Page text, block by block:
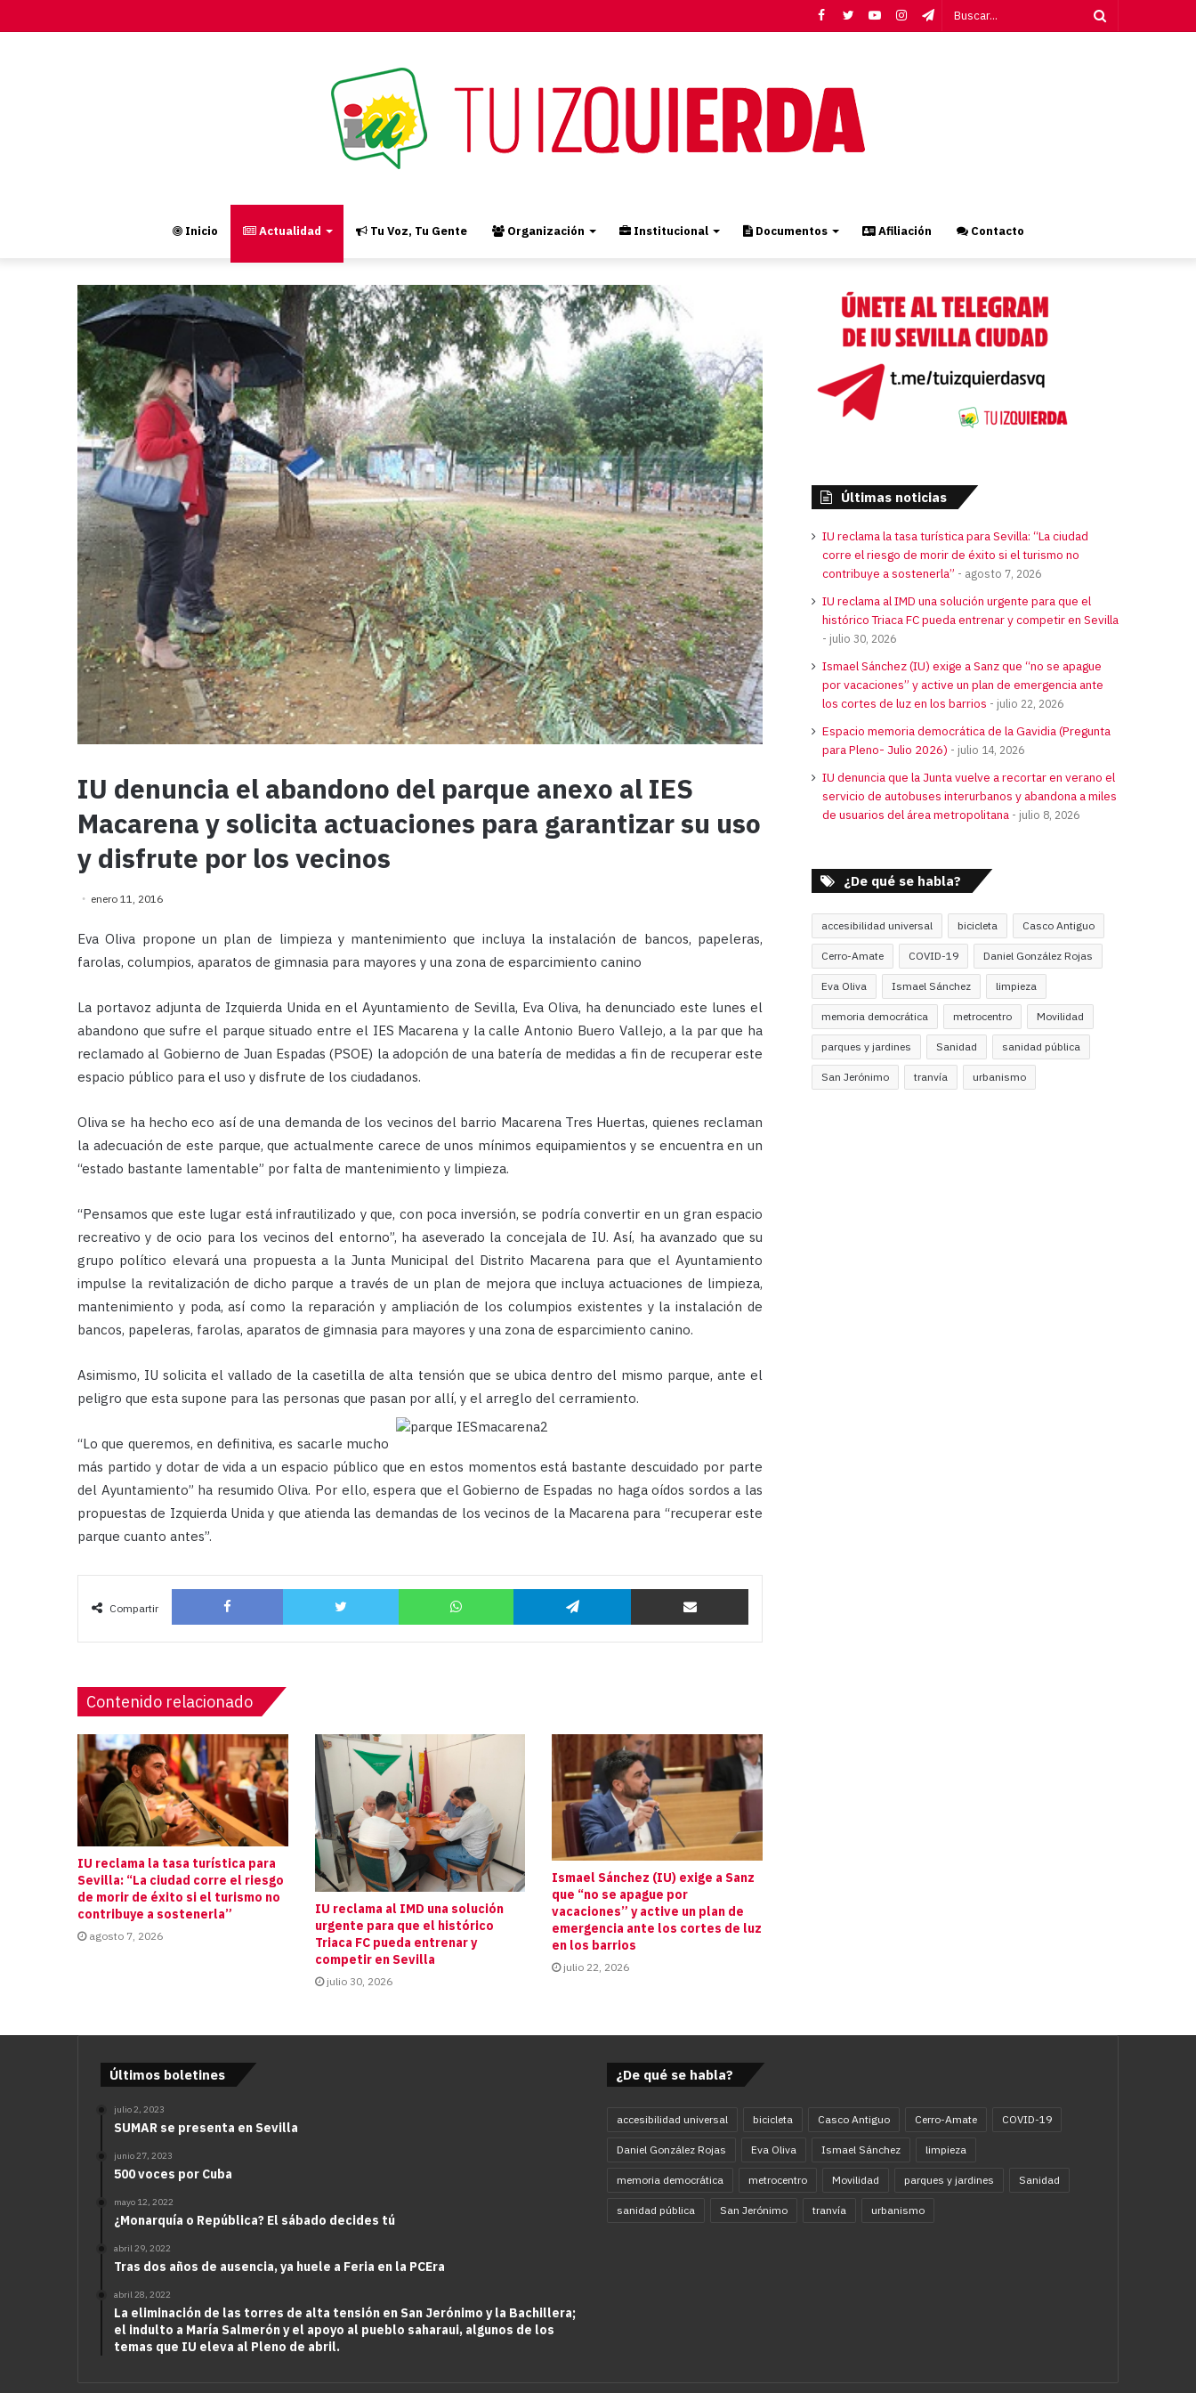
Telegram
Instagram
YouTube
Twitter
Facebook
Inicio Actualidad Tu Voz, Tu Gente Organización Institucional Documentos Afiliación Contacto
IU denuncia el abandono del parque anexo al IES
Macarena y solicita actuaciones para garantizar su uso
y disfrute por los vecinos
enero 11, 2016
Eva Oliva propone un plan de limpieza y mantenimiento que incluya la instalación de bancos, papeleras,
farolas, columpios, aparatos de gimnasia para mayores y una zona de esparcimiento canino
La portavoz adjunta de Izquierda Unida en el Ayuntamiento de Sevilla, Eva Oliva, ha denunciado este lunes el
abandono que sufre el parque situado entre el IES Macarena y la calle Antonio Buero Vallejo, a la par que ha
reclamado al Gobierno de Juan Espadas (PSOE) la adopción de una batería de medidas a fin de recuperar este
espacio público para el uso y disfrute de los ciudadanos.
Oliva se ha hecho eco así de una demanda de los vecinos del barrio Macarena Tres Huertas, quienes reclaman
la adecuación de este parque, que actualmente carece de unos mínimos equipamientos y se encuentra en un
“estado bastante lamentable” por falta de mantenimiento y limpieza.
“Pensamos que este lugar está infrautilizado y que, con poca inversión, se podría convertir en un gran espacio
recreativo y de ocio para los vecinos del entorno”, ha aseverado la concejala de IU. Así, ha avanzado que su
grupo político elevará una propuesta a la Junta Municipal del Distrito Macarena para que el Ayuntamiento
impulse la revitalización de dicho parque a través de un plan de mejora que incluya actuaciones de limpieza,
mantenimiento y poda, así como la reparación y ampliación de los columpios existentes y la instalación de
bancos, papeleras, farolas, aparatos de gimnasia para mayores y una zona de esparcimiento canino.
Asimismo, IU solicita el vallado de la casetilla de alta tensión que se ubica dentro del mismo parque, ante el
peligro que esta supone para las personas que pasan por allí, y el arreglo del cerramiento.
“Lo que queremos, en definitiva, es sacarle mucho
más partido y dotar de vida a un espacio público que en estos momentos está bastante descuidado por parte
del Ayuntamiento” ha resumido Oliva. Por ello, espera que el Gobierno de Espadas no haga oídos sordos a las
propuestas de Izquierda Unida y que atienda las demandas de los vecinos de la Macarena para “recuperar este
parque cuanto antes”.
Compartir
Facebook Twitter WhatsApp Telegram Compartir por correo
Contenido relacionado
IU reclama la tasa turística para
Sevilla: “La ciudad corre el riesgo
de morir de éxito si el turismo no
contribuye a sostenerla”
agosto 7, 2026
IU reclama al IMD una solución
urgente para que el histórico
Triaca FC pueda entrenar y
competir en Sevilla
julio 30, 2026
Ismael Sánchez (IU) exige a Sanz
que “no se apague por
vacaciones” y active un plan de
emergencia ante los cortes de luz
en los barrios
julio 22, 2026
Últimas noticias
IU reclama la tasa turística para Sevilla: “La ciudad
corre el riesgo de morir de éxito si el turismo no
contribuye a sostenerla”
agosto 7, 2026
IU reclama al IMD una solución urgente para que el
histórico Triaca FC pueda entrenar y competir en Sevilla
julio 30, 2026
Ismael Sánchez (IU) exige a Sanz que “no se apague
por vacaciones” y active un plan de emergencia ante
los cortes de luz en los barrios
julio 22, 2026
Espacio memoria democrática de la Gavidia (Pregunta
para Pleno- Julio 2026)
julio 14, 2026
IU denuncia que la Junta vuelve a recortar en verano el
servicio de autobuses interurbanos y abandona a miles
de usuarios del área metropolitana
julio 8, 2026
¿De qué se habla?
accesibilidad universal bicicleta Casco Antiguo
Cerro-Amate COVID-19 Daniel González Rojas
Eva Oliva Ismael Sánchez limpieza
memoria democrática metrocentro Movilidad
parques y jardines Sanidad sanidad pública
San Jerónimo tranvía urbanismo
Últimos boletines
julio 2, 2023
SUMAR se presenta en Sevilla
junio 27, 2023
500 voces por Cuba
mayo 12, 2022
¿Monarquía o República? El sábado decides tú
abril 29, 2022
Tras dos años de ausencia, ya huele a Feria en la PCEra
abril 28, 2022
La eliminación de las torres de alta tensión en San Jerónimo y la Bachillera;
el indulto a María Salmerón y el apoyo al pueblo saharaui, algunos de los
temas que IU eleva al Pleno de abril.
¿De qué se habla?
accesibilidad universal bicicleta Casco Antiguo Cerro-Amate COVID-19
Daniel González Rojas Eva Oliva Ismael Sánchez limpieza
memoria democrática metrocentro Movilidad parques y jardines Sanidad
sanidad pública San Jerónimo tranvía urbanismo